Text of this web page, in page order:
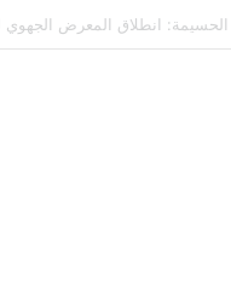
نبيلة منيب: حكومة لو علمت أن